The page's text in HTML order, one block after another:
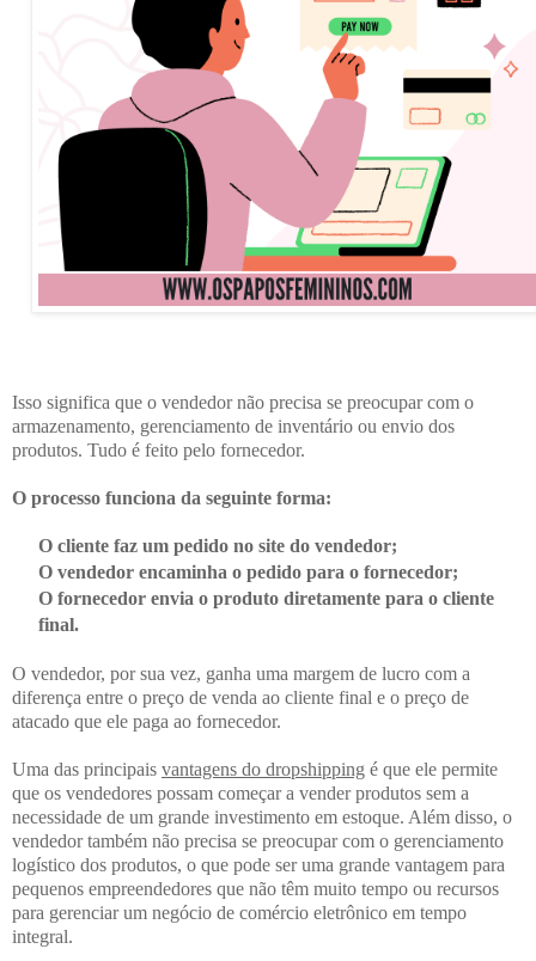
Isso significa que o vendedor não precisa se preocupar com o
armazenamento, gerenciamento de inventário ou envio dos
produtos. Tudo é feito pelo fornecedor.
O processo funciona da seguinte forma:
O cliente faz um pedido no site do vendedor;
O vendedor encaminha o pedido para o fornecedor;
O fornecedor envia o produto diretamente para o cliente
final.
O vendedor, por sua vez, ganha uma margem de lucro com a
diferença entre o preço de venda ao cliente final e o preço de
atacado que ele paga ao fornecedor.
Uma das principais vantagens do dropshipping é que ele permite
que os vendedores possam começar a vender produtos sem a
necessidade de um grande investimento em estoque. Além disso, o
vendedor também não precisa se preocupar com o gerenciamento
logístico dos produtos, o que pode ser uma grande vantagem para
pequenos empreendedores que não têm muito tempo ou recursos
para gerenciar um negócio de comércio eletrônico em tempo
integral.